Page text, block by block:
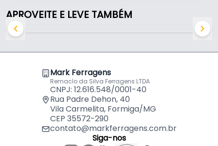
APROVEITE E LEVE TAMBÉM
Mark Ferragens
Remaclo da Silva Ferragens LTDA
CNPJ: 12.616.548/0001-40
Rua Padre Dehon, 40
Vila Carmelita, Formiga/MG
CEP 35572-290
contato@markferragens.com.br
Siga-nos